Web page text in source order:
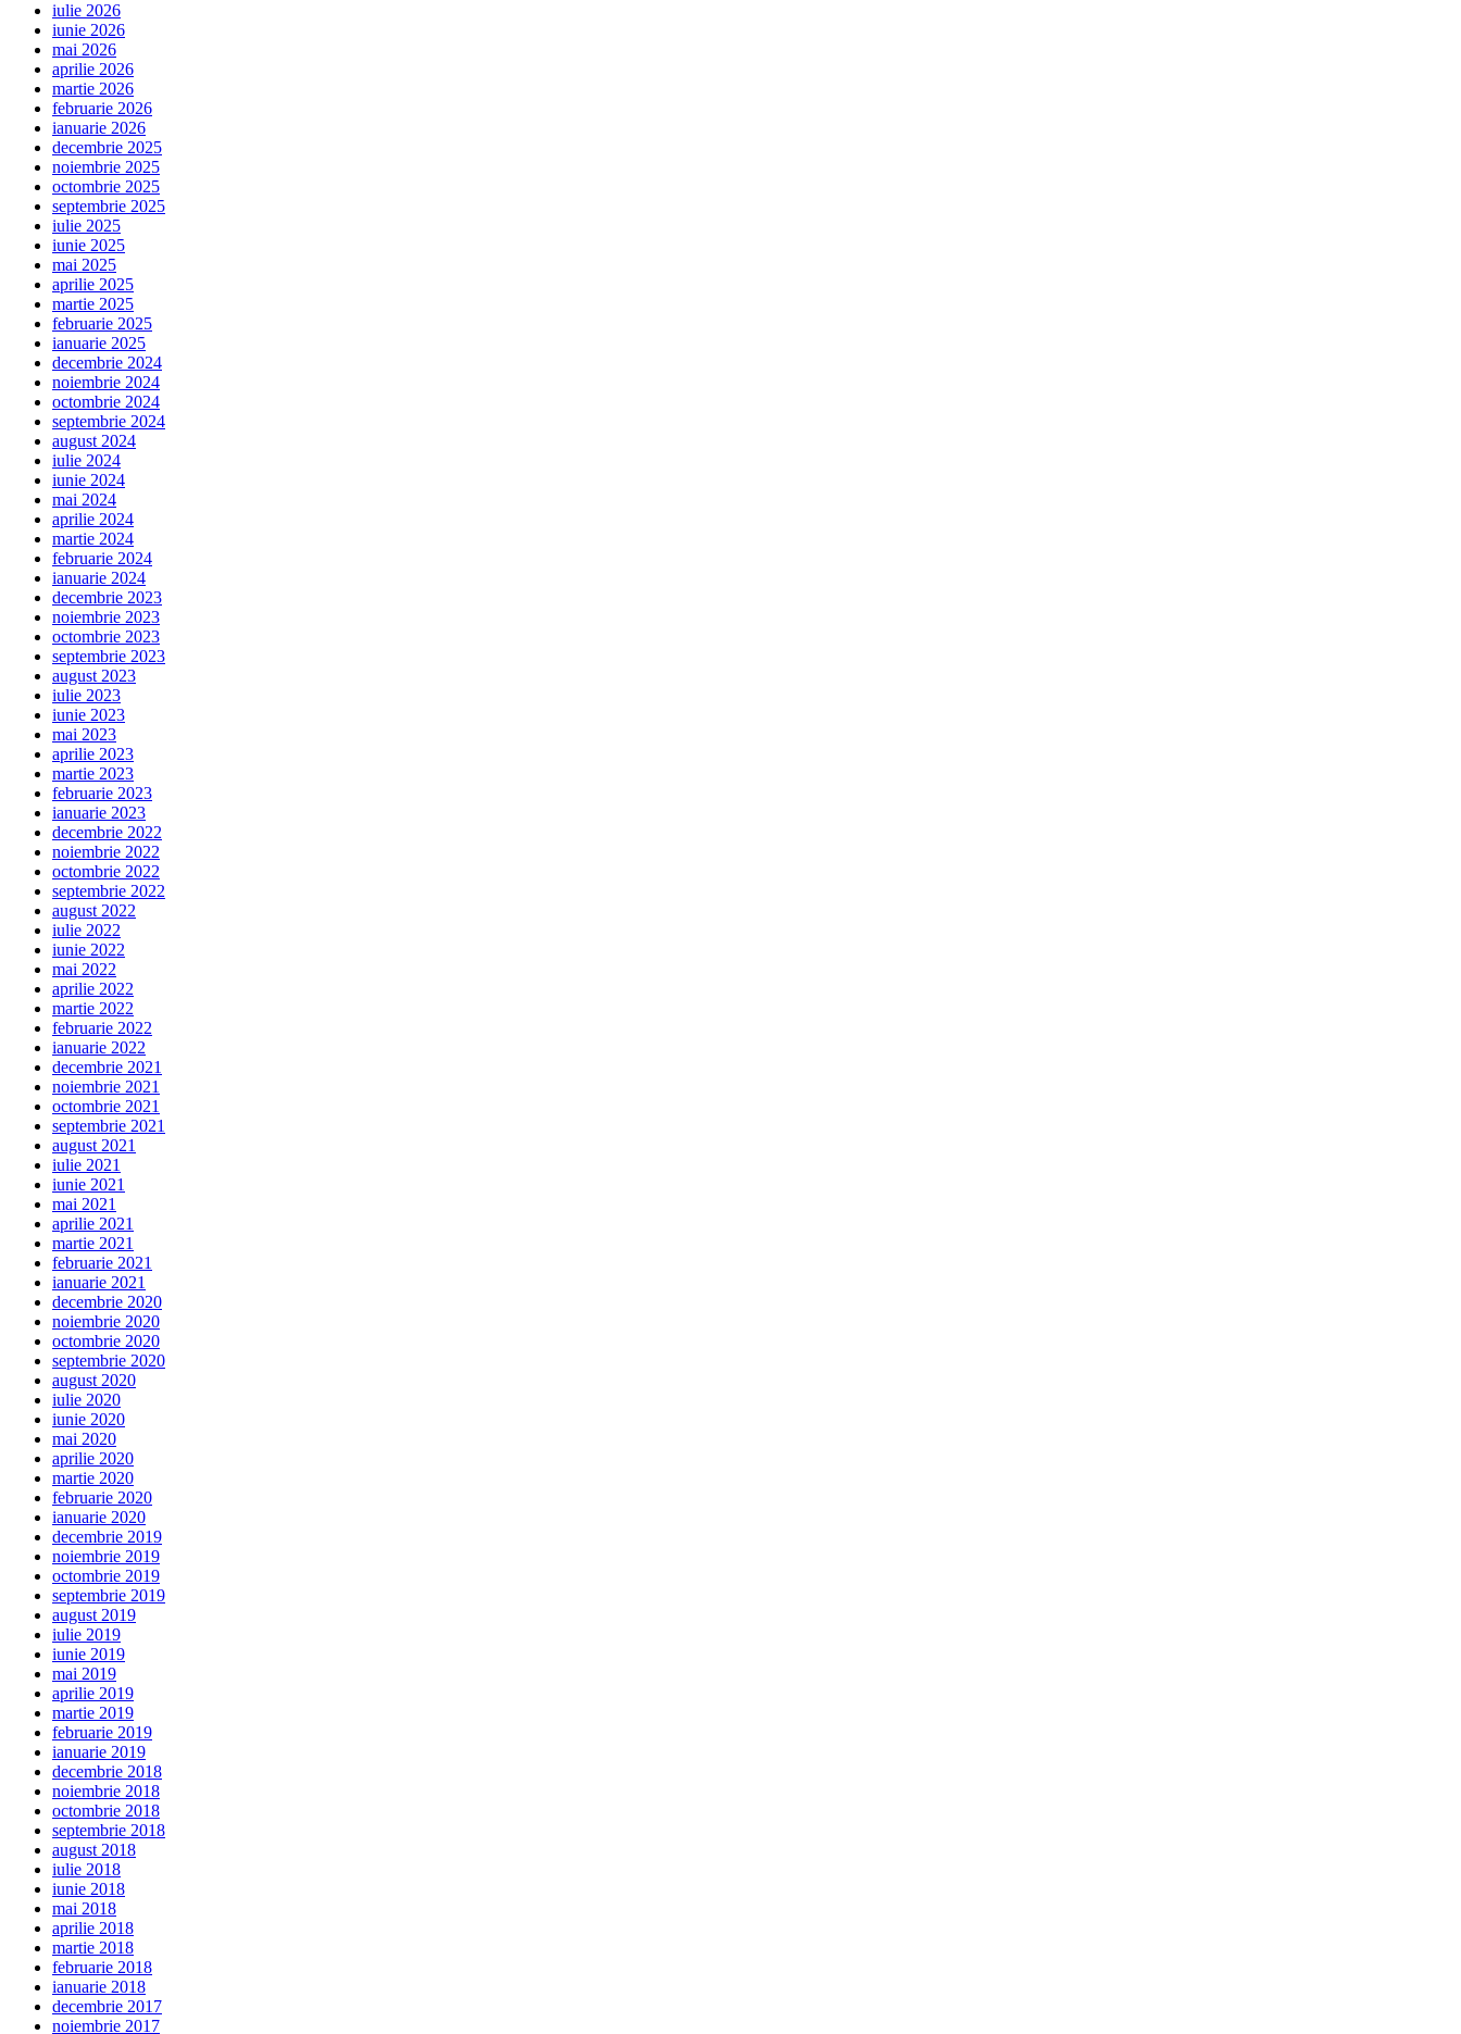
iulie 2026
iunie 2026
mai 2026
aprilie 2026
martie 2026
februarie 2026
ianuarie 2026
decembrie 2025
noiembrie 2025
octombrie 2025
septembrie 2025
iulie 2025
iunie 2025
mai 2025
aprilie 2025
martie 2025
februarie 2025
ianuarie 2025
decembrie 2024
noiembrie 2024
octombrie 2024
septembrie 2024
august 2024
iulie 2024
iunie 2024
mai 2024
aprilie 2024
martie 2024
februarie 2024
ianuarie 2024
decembrie 2023
noiembrie 2023
octombrie 2023
septembrie 2023
august 2023
iulie 2023
iunie 2023
mai 2023
aprilie 2023
martie 2023
februarie 2023
ianuarie 2023
decembrie 2022
noiembrie 2022
octombrie 2022
septembrie 2022
august 2022
iulie 2022
iunie 2022
mai 2022
aprilie 2022
martie 2022
februarie 2022
ianuarie 2022
decembrie 2021
noiembrie 2021
octombrie 2021
septembrie 2021
august 2021
iulie 2021
iunie 2021
mai 2021
aprilie 2021
martie 2021
februarie 2021
ianuarie 2021
decembrie 2020
noiembrie 2020
octombrie 2020
septembrie 2020
august 2020
iulie 2020
iunie 2020
mai 2020
aprilie 2020
martie 2020
februarie 2020
ianuarie 2020
decembrie 2019
noiembrie 2019
octombrie 2019
septembrie 2019
august 2019
iulie 2019
iunie 2019
mai 2019
aprilie 2019
martie 2019
februarie 2019
ianuarie 2019
decembrie 2018
noiembrie 2018
octombrie 2018
septembrie 2018
august 2018
iulie 2018
iunie 2018
mai 2018
aprilie 2018
martie 2018
februarie 2018
ianuarie 2018
decembrie 2017
noiembrie 2017